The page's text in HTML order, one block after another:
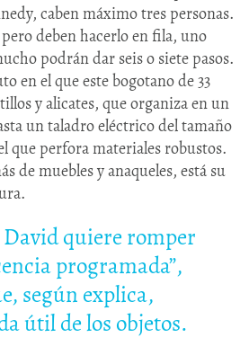
caben máximo tres personas.
deben hacerlo en fila, uno
podrán dar seis o siete pasos.
en el que este bogotano de 33
y alicates, que organiza en un
un taladro eléctrico del tamaño
que perfora materiales robustos.
de muebles y anaqueles, está su
quiere romper
programada”,
según explica,
útil de los objetos.